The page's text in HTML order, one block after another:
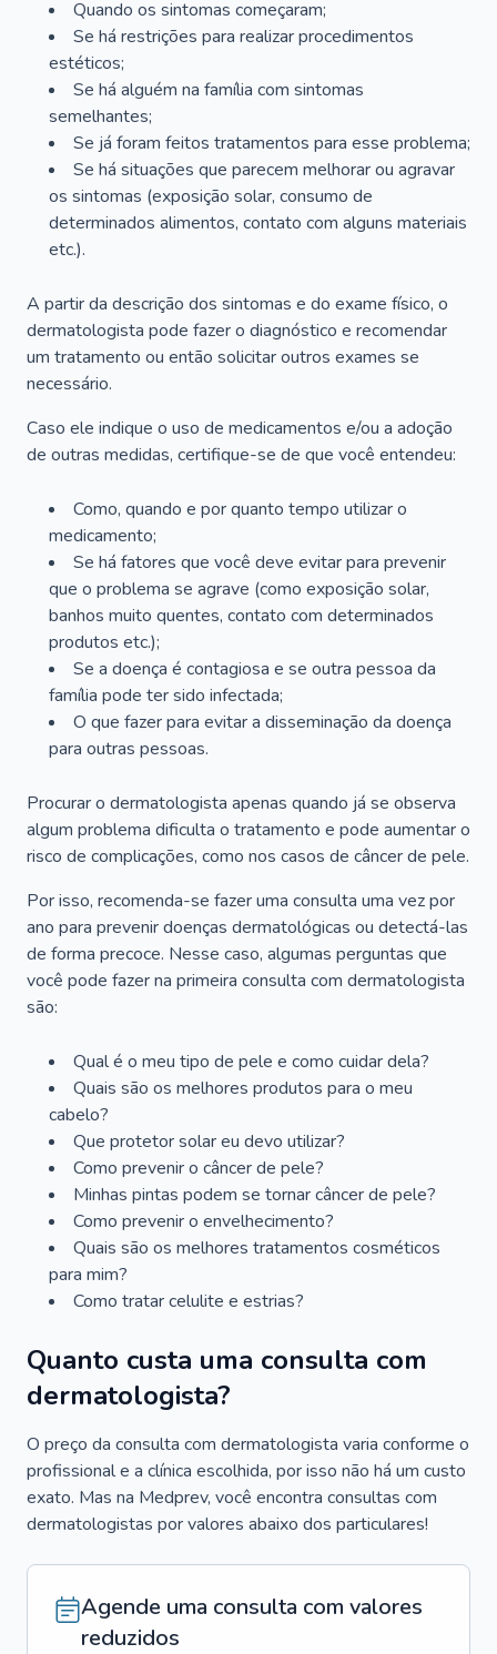
Quando os sintomas começaram;
Se há restrições para realizar procedimentos
estéticos;
Se há alguém na família com sintomas
semelhantes;
Se já foram feitos tratamentos para esse problema;
Se há situações que parecem melhorar ou agravar
os sintomas (exposição solar, consumo de
determinados alimentos, contato com alguns materiais
etc.).
A partir da descrição dos sintomas e do exame físico, o
dermatologista pode fazer o diagnóstico e recomendar
um tratamento ou então solicitar outros exames se
necessário.
Caso ele indique o uso de medicamentos e/ou a adoção
de outras medidas, certifique-se de que você entendeu:
Como, quando e por quanto tempo utilizar o
medicamento;
Se há fatores que você deve evitar para prevenir
que o problema se agrave (como exposição solar,
banhos muito quentes, contato com determinados
produtos etc.);
Se a doença é contagiosa e se outra pessoa da
família pode ter sido infectada;
O que fazer para evitar a disseminação da doença
para outras pessoas.
Procurar o dermatologista apenas quando já se observa
algum problema dificulta o tratamento e pode aumentar o
risco de complicações, como nos casos de câncer de pele.
Por isso, recomenda-se fazer uma consulta uma vez por
ano para prevenir doenças dermatológicas ou detectá-las
de forma precoce. Nesse caso, algumas perguntas que
você pode fazer na primeira consulta com dermatologista
são:
Qual é o meu tipo de pele e como cuidar dela?
Quais são os melhores produtos para o meu
cabelo?
Que protetor solar eu devo utilizar?
Como prevenir o câncer de pele?
Minhas pintas podem se tornar câncer de pele?
Como prevenir o envelhecimento?
Quais são os melhores tratamentos cosméticos
para mim?
Como tratar celulite e estrias?
Quanto custa uma consulta com
dermatologista?
O preço da consulta com dermatologista varia conforme o
profissional e a clínica escolhida, por isso não há um custo
exato. Mas na Medprev, você encontra consultas com
dermatologistas por valores abaixo dos particulares!
Agende uma consulta com valores
reduzidos